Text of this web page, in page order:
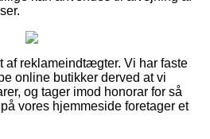
af reklameindtægter. Vi har faste
online butikker derved at vi
og tager imod honorar for så
vores hjemmeside foretager et